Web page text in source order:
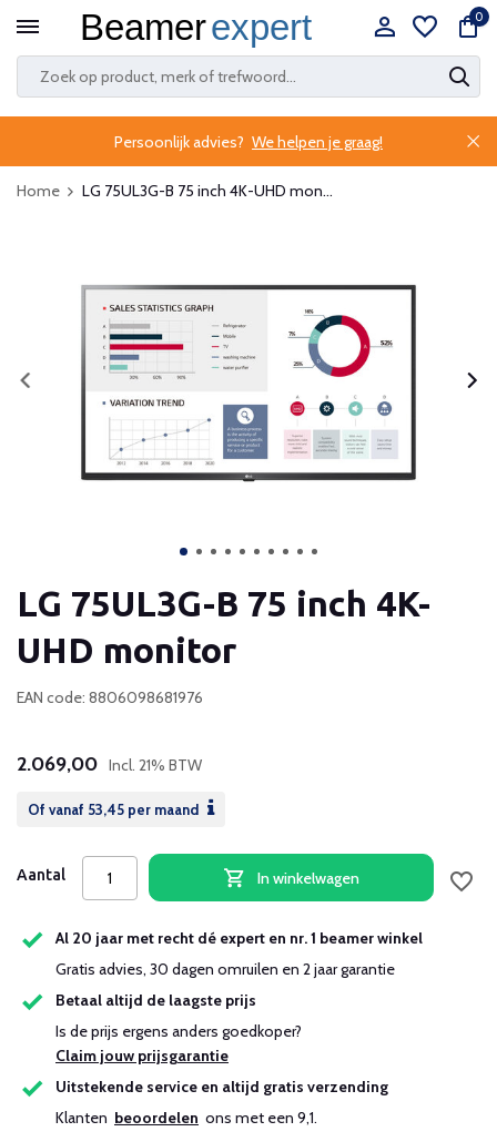
0
Persoonlijk advies? We helpen je graag!
Home LG 75UL3G-B 75 inch 4K-UHD mon...
LG 75UL3G-B 75 inch 4K-
UHD monitor
EAN code: 8806098681976
2.069,00 Incl. 21% BTW
Of vanaf 53,45 per maand
Aantal In winkelwagen
Al 20 jaar met recht dé expert en nr. 1 beamer winkel
Gratis advies, 30 dagen omruilen en 2 jaar garantie
Betaal altijd de laagste prijs
Is de prijs ergens anders goedkoper?
Claim jouw prijsgarantie
Uitstekende service en altijd gratis verzending
Klanten beoordelen ons met een 9,1.